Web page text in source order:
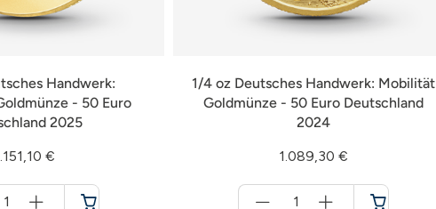
Handwerk:
- 50 Euro
2025
€
1/4 oz Deutsches Handwerk: Mobilität
Goldmünze - 50 Euro Deutschland
2024
1.089,30 €